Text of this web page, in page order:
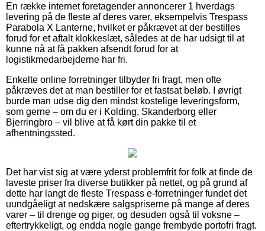
En række internet foretagender annoncerer 1 hverdags
levering på de fleste af deres varer, eksempelvis Trespass
Parabola X Lanterne, hvilket er påkrævet at der bestilles
forud for et aftalt klokkeslæt, således at de har udsigt til at
kunne nå at få pakken afsendt forud for at
logistikmedarbejderne har fri.
Enkelte online forretninger tilbyder fri fragt, men ofte
påkræves det at man bestiller for et fastsat beløb. I øvrigt
burde man udse dig den mindst kostelige leveringsform,
som gerne – om du er i Kolding, Skanderborg eller
Bjerringbro – vil blive at få kørt din pakke til et
afhentningssted.
Det har vist sig at være yderst problemfrit for folk at finde de
laveste priser fra diverse butikker på nettet, og på grund af
dette har langt de fleste Trespass e-forretninger fundet det
uundgåeligt at nedskære salgspriserne på mange af deres
varer – til drenge og piger, og desuden også til voksne –
eftertrykkeligt, og endda nogle gange frembyde portofri fragt.